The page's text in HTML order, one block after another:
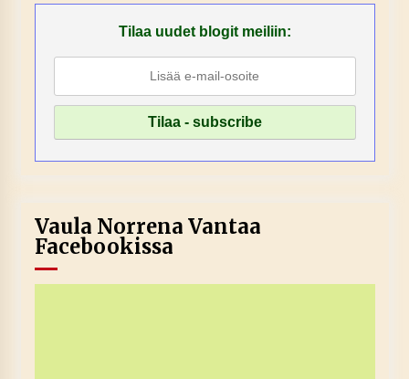
Tilaa uudet blogit meiliin:
Vaula Norrena Vantaa
Facebookissa